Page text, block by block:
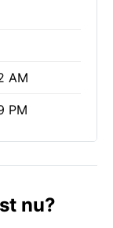
AM
PM
nu?